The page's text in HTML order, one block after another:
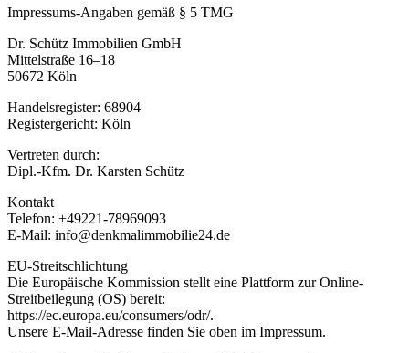
Impressums-Angaben gemäß § 5 TMG
Dr. Schütz Immobilien GmbH
Mittelstraße 16–18
50672 Köln
Handelsregister: 68904
Registergericht: Köln
Vertreten durch:
Dipl.-Kfm. Dr. Karsten Schütz
Kontakt
Telefon: +49221-78969093
E-Mail: info@denkmalimmobilie24.de
EU-Streitschlichtung
Die Europäische Kommission stellt eine Plattform zur Online-
Streitbeilegung (OS) bereit:
https://ec.europa.eu/consumers/odr/.
Unsere E-Mail-Adresse finden Sie oben im Impressum.